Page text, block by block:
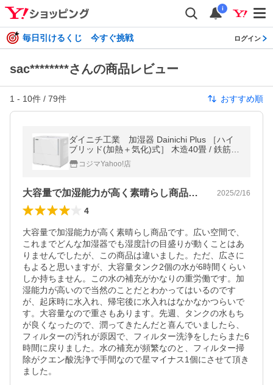
i
毎日引けるくじ 今すぐ挑戦 ログイン
sac********さんの商品レビュー
1 - 10件 / 79件 おすすめ順
ダイニチ工業 加湿器 Dainichi Plus ［ハイ
ブリッド(加熱＋気化)式］ 木造40畳 / 鉄筋67
畳 ホワイト HD-PN245-W
コジマYahoo!店
大容量で加湿能力が高く素晴らし商品です… 2025/2/16
4
大容量で加湿能力が高く素晴らし商品です。広い空間で、
これまでどんな加湿器でも湿度計の目盛りが動くことはあ
りませんでしたが、この商品は違いました。ただ、広さに
もよると思いますが、大容量タンク2個の水が6時間くらい
しか持ちません。この水の補充がかなりの重労働です。加
湿能力が高いので当然のことだとわかってはいるのです
が、起床時に水入れ、帰宅後に水入れはなかなかつらいで
す。大容量なので重さもあります。先週、タンクの水もち
が良くなったので、潤ってきたんだと喜んでいましたら、
フィルターの汚れが原因で、フィルター洗浄をしたらまた6
時間に戻りました。水の補充が頻繁なのと、フィルター掃
除がクエン酸洗浄で手間なので星マイナス1個にさせて頂き
ました。